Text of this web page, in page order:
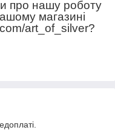
про нашу роботу
магазині
art_of_silver?